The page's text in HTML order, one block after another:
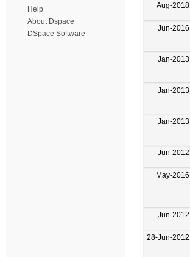
Help
About Dspace
DSpace Software
Aug-2018
Jun-2016
Jan-2013
Jan-2013
Jan-2013
Jun-2012
May-2016
Jun-2012
28-Jun-2012